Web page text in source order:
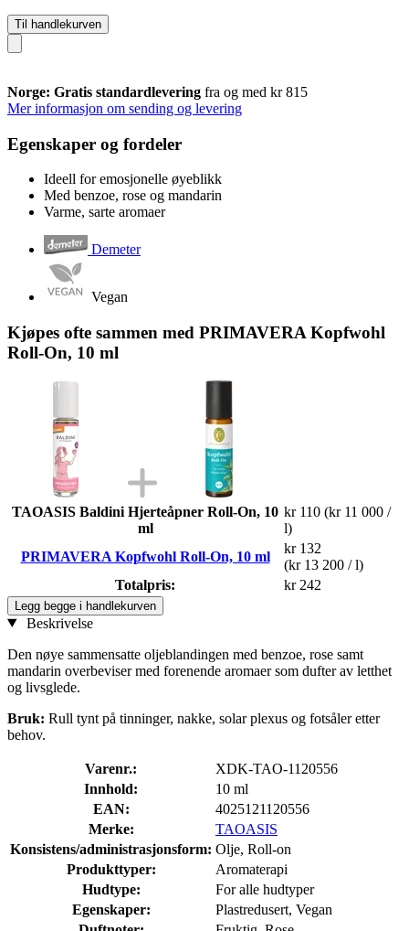
Til handlekurven
Norge: Gratis standardlevering fra og med kr 815
Mer informasjon om sending og levering
Egenskaper og fordeler
Ideell for emosjonelle øyeblikk
Med benzoe, rose og mandarin
Varme, sarte aromaer
Demeter
Vegan
Kjøpes ofte sammen med PRIMAVERA Kopfwohl
Roll-On, 10 ml
TAOASIS Baldini Hjerteåpner Roll-On, 10
ml
kr 110 (kr 11 000 /
l)
PRIMAVERA Kopfwohl Roll-On, 10 ml
kr 132
(kr 13 200 / l)
Totalpris:
kr 242
Legg begge i handlekurven
Beskrivelse
Den nøye sammensatte oljeblandingen med benzoe, rose samt
mandarin overbeviser med forenende aromaer som dufter av letthet
og livsglede.
Bruk: Rull tynt på tinninger, nakke, solar plexus og fotsåler etter
behov.
Varenr.:
XDK-TAO-1120556
Innhold:
10 ml
EAN:
4025121120556
Merke:
TAOASIS
Konsistens/administrasjonsform: Olje, Roll-on
Produkttyper:
Aromaterapi
Hudtype:
For alle hudtyper
Egenskaper:
Plastredu­sert, Vegan